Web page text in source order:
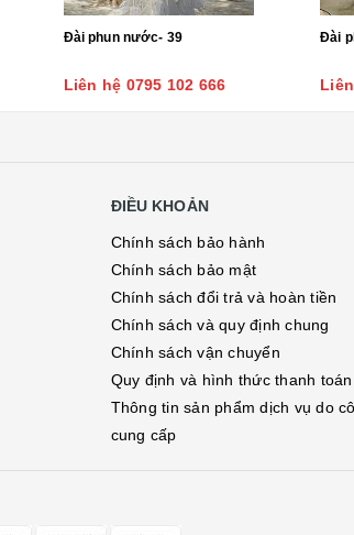
Đài phun nước- 39
Liên hệ 0795 102 666
Đài
ĐIỀU KHOẢN
Chính sách bảo hành
Chính sách bảo mật
Chính sách đổi trả và hoàn tiền
Chính sách và quy định chung
Chính sách vận chuyển
Quy định và hình thức thanh toán
Thông tin sản phẩm dịch vụ do
cung cấp